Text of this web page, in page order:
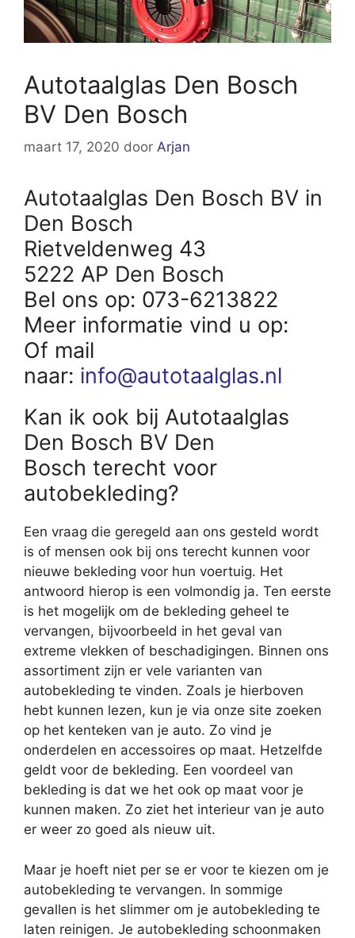
Autotaalglas Den Bosch
BV Den Bosch
maart 17, 2020 door Arjan
Autotaalglas Den Bosch BV in
Den Bosch
Rietveldenweg 43
5222 AP Den Bosch
Bel ons op: 073-6213822
Meer informatie vind u op:
Of mail
naar: info@autotaalglas.nl
Kan ik ook bij Autotaalglas
Den Bosch BV Den
Bosch terecht voor
autobekleding?
Een vraag die geregeld aan ons gesteld wordt
is of mensen ook bij ons terecht kunnen voor
nieuwe bekleding voor hun voertuig. Het
antwoord hierop is een volmondig ja. Ten eerste
is het mogelijk om de bekleding geheel te
vervangen, bijvoorbeeld in het geval van
extreme vlekken of beschadigingen. Binnen ons
assortiment zijn er vele varianten van
autobekleding te vinden. Zoals je hierboven
hebt kunnen lezen, kun je via onze site zoeken
op het kenteken van je auto. Zo vind je
onderdelen en accessoires op maat. Hetzelfde
geldt voor de bekleding. Een voordeel van
bekleding is dat we het ook op maat voor je
kunnen maken. Zo ziet het interieur van je auto
er weer zo goed als nieuw uit.
Maar je hoeft niet per se er voor te kiezen om je
autobekleding te vervangen. In sommige
gevallen is het slimmer om je autobekleding te
laten reinigen. Je autobekleding schoonmaken